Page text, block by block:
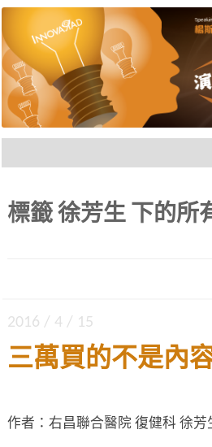
演講技巧與溝
新思惟國際
楊斯棓與蔡依橙親
與專業型演講的規
際上台互動機會，讓
標籤 徐芳生 下的所
2016 / 4 / 15
三萬買的不是內
作者：右昌聯合醫院 復健科 徐芳